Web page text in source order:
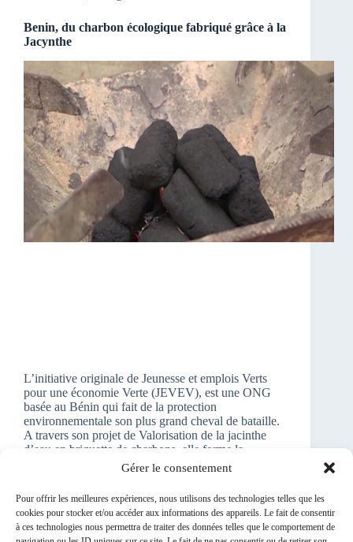
Gérer le consentement
Pour offrir les meilleures expériences, nous utilisons des technologies telles que les
cookies pour stocker et/ou accéder aux informations des appareils. Le fait de consentir
à ces technologies nous permettra de traiter des données telles que le comportement de
Benin, du charbon écologique fabriqué grâce à la
Jacynthe
L’initiative originale de Jeunesse et emplois Verts
pour une économie Verte (JEVEV), est une ONG
basée au Bénin qui fait de la protection
environnementale son plus grand cheval de bataille.
A travers son projet de Valorisation de la jacinthe
d’eau en briquette de charbons, elle forme la
jeunesse béninoise aux actions écocitoyennes avec
la réduction des gaz à effet de serres.
AfriVe
22/02/2023